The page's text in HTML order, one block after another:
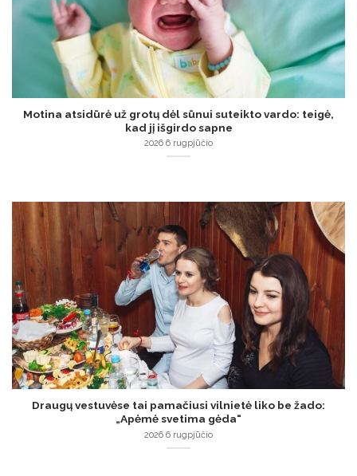
Motina atsidūrė už grotų dėl sūnui suteikto vardo: teigė,
kad jį išgirdo sapne
2026 6 rugpjūčio
Draugų vestuvėse tai pamačiusi vilnietė liko be žado:
„Apėmė svetima gėda“
2026 6 rugpjūčio